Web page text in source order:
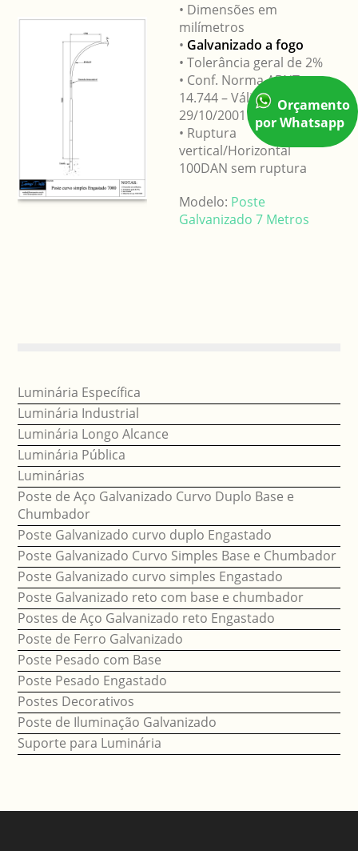
Orçamento
por Whatsapp
• Dimensões em
milímetros
• Galvanizado a fogo
• Tolerância geral de 2%
• Conf. Norma ABNT
14.744 – Válida a partir e
29/10/2001
• Ruptura
vertical/Horizontal
100DAN sem ruptura
Modelo: Poste
Galvanizado 7 Metros
Luminária Específica
Luminária Industrial
Luminária Longo Alcance
Luminária Pública
Luminárias
Poste de Aço Galvanizado Curvo Duplo Base e
Chumbador
Poste Galvanizado curvo duplo Engastado
Poste Galvanizado Curvo Simples Base e Chumbador
Poste Galvanizado curvo simples Engastado
Poste Galvanizado reto com base e chumbador
Postes de Aço Galvanizado reto Engastado
Poste de Ferro Galvanizado
Poste Pesado com Base
Poste Pesado Engastado
Postes Decorativos
Poste de Iluminação Galvanizado
Suporte para Luminária